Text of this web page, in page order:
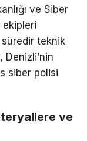
ve Siber
süredir teknik
siber polisi
ve